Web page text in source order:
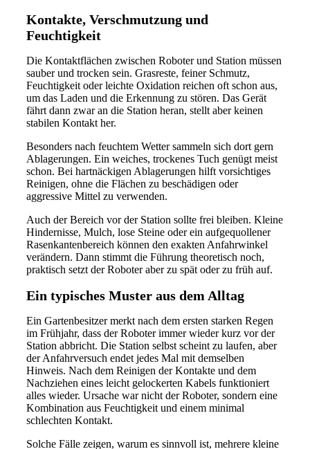
Kontakte, Verschmutzung und
Feuchtigkeit
Die Kontaktflächen zwischen Roboter und Station müssen
sauber und trocken sein. Grasreste, feiner Schmutz,
Feuchtigkeit oder leichte Oxidation reichen oft schon aus,
um das Laden und die Erkennung zu stören. Das Gerät
fährt dann zwar an die Station heran, stellt aber keinen
stabilen Kontakt her.
Besonders nach feuchtem Wetter sammeln sich dort gern
Ablagerungen. Ein weiches, trockenes Tuch genügt meist
schon. Bei hartnäckigen Ablagerungen hilft vorsichtiges
Reinigen, ohne die Flächen zu beschädigen oder
aggressive Mittel zu verwenden.
Auch der Bereich vor der Station sollte frei bleiben. Kleine
Hindernisse, Mulch, lose Steine oder ein aufgequollener
Rasenkantenbereich können den exakten Anfahrwinkel
verändern. Dann stimmt die Führung theoretisch noch,
praktisch setzt der Roboter aber zu spät oder zu früh auf.
Ein typisches Muster aus dem Alltag
Ein Gartenbesitzer merkt nach dem ersten starken Regen
im Frühjahr, dass der Roboter immer wieder kurz vor der
Station abbricht. Die Station selbst scheint zu laufen, aber
der Anfahrversuch endet jedes Mal mit demselben
Hinweis. Nach dem Reinigen der Kontakte und dem
Nachziehen eines leicht gelockerten Kabels funktioniert
alles wieder. Ursache war nicht der Roboter, sondern eine
Kombination aus Feuchtigkeit und einem minimal
schlechten Kontakt.
Solche Fälle zeigen, warum es sinnvoll ist, mehrere kleine